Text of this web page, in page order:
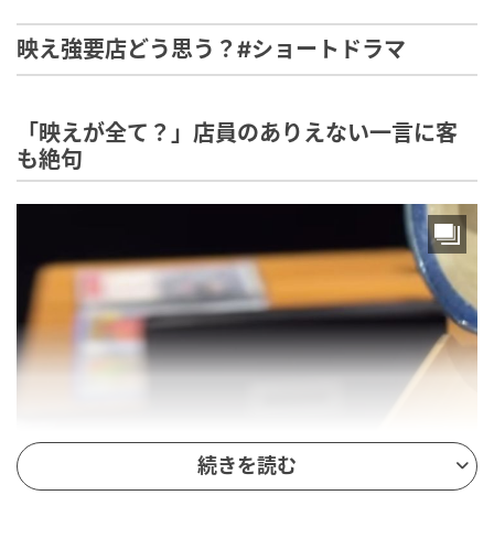
映え強要店どう思う？#ショートドラマ
「映えが全て？」店員のありえない一言に客
も絶句
続きを読む